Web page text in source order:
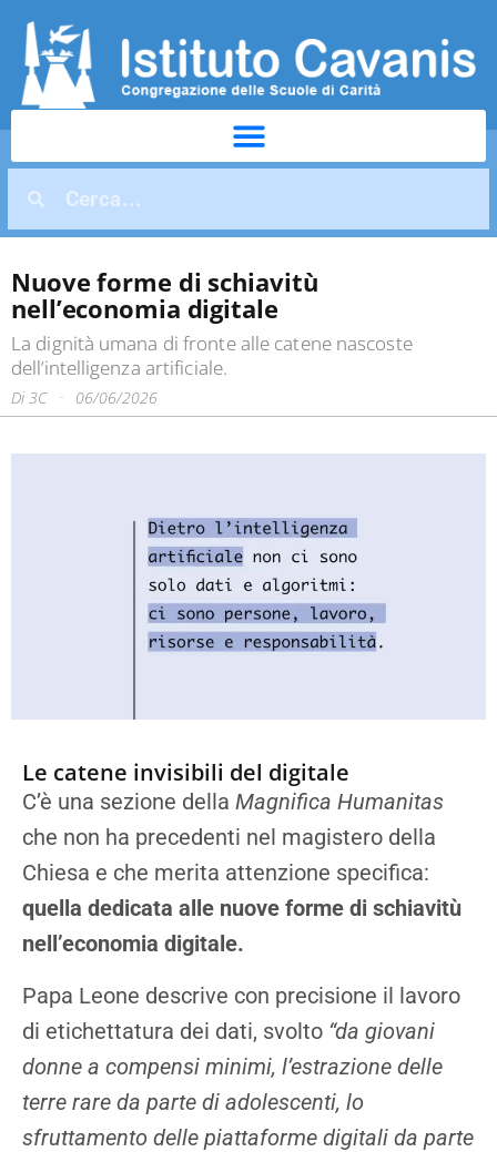
Nuove forme di schiavitù
nell’economia digitale
La dignità umana di fronte alle catene nascoste
dell’intelligenza artificiale.
Di 3C 06/06/2026
Le catene invisibili del digitale
C’è una sezione della Magnifica Humanitas
che non ha precedenti nel magistero della
Chiesa e che merita attenzione specifica:
quella dedicata alle nuove forme di schiavitù
nell’economia digitale.
Papa Leone descrive con precisione il lavoro
di etichettatura dei dati, svolto “da giovani
donne a compensi minimi, l’estrazione delle
terre rare da parte di adolescenti, lo
sfruttamento delle piattaforme digitali da parte